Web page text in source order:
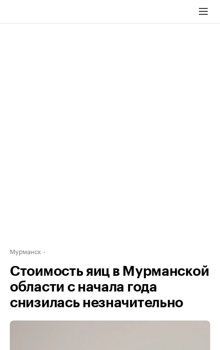
Мурманск
Стоимость яиц в Мурманской
области с начала года
снизилась незначительно